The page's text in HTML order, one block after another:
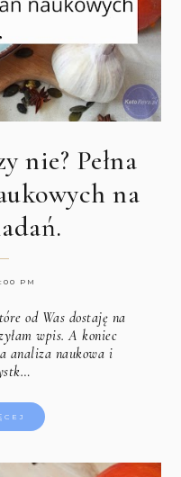
nie? Pełna
na
PM
od Was dostaję na
wpis. A koniec
analiza naukowa i